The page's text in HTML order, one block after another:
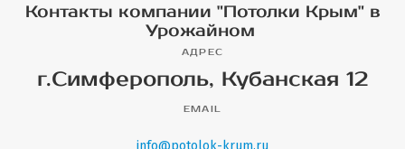
Контакты компании "Потолки Крым" в
Урожайном
АДРЕС
г.Симферополь, Кубанская 12
EMAIL
info@potolok-krum.ru